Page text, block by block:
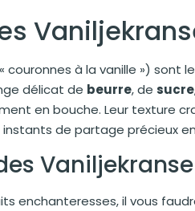
couronnes à la vanille ») sont
délicat de beurre, de sucre
en bouche. Leur texture
de partage précieux
Vaniljekranse
enchanteresses, il vous